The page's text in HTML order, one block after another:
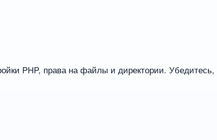
PHP, права на файлы и директории. Убедитесь,